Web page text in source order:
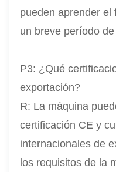
pueden aprender el
un breve período
P3: ¿Qué
exportación?
R: La máquina
certificación CE y
internacionales de
los requisitos de la